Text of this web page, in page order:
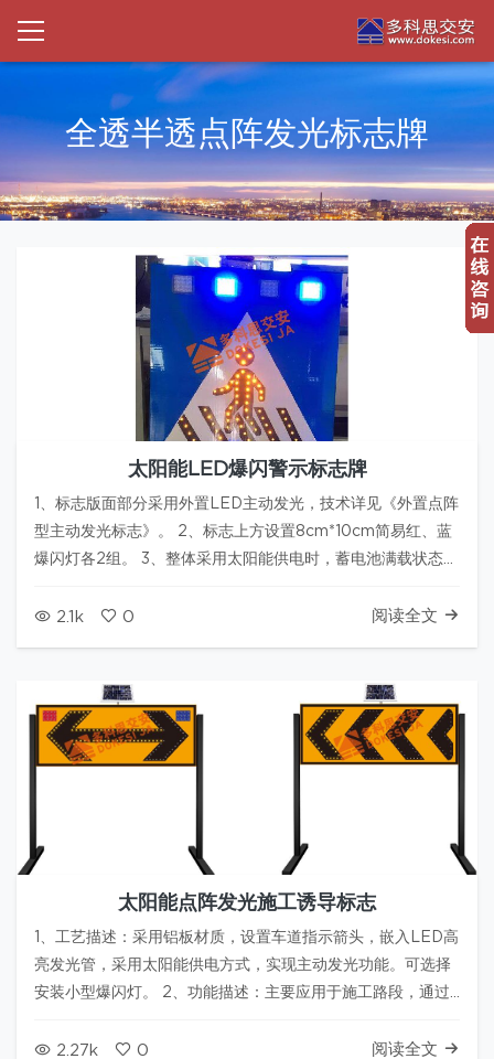
全透半透点阵发光标志牌
太阳能LED爆闪警示标志牌
1、标志版面部分采用外置LED主动发光，技术详见《外置点阵
型主动发光标志》。 2、标志上方设置8cm*10cm简易红、蓝
爆闪灯各2组。 3、整体采用太阳能供电时，蓄电池满载状态下
800mm*1000mm，尺寸可根据需要定制。 5、产品优势：
2.1k 0 阅读全文
太阳能点阵发光施工诱导标志
1、工艺描述：采用铝板材质，设置车道指示箭头，嵌入LED高
亮发光管，采用太阳能供电方式，实现主动发光功能。可选择
安装小型爆闪灯。 2、功能描述：主要应用于施工路段，通过
满足施工区交通组织管理需求。 3、常用尺寸：
2.27k 0 阅读全文